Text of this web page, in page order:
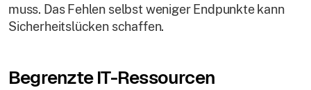
muss. Das Fehlen selbst weniger Endpunkte kann
Sicherheitslücken schaffen.
Begrenzte IT-Ressourcen